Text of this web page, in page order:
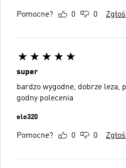
Pomocne? 0 0
super
bardzo wygodne, dobrze leza,
godny polecenia
elo320
Pomocne? 0 0